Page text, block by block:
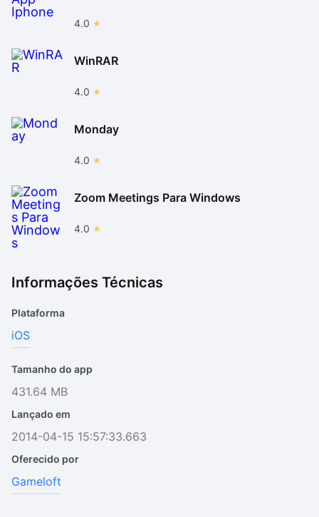
4.0
WinRAR
4.0
Monday
4.0
Zoom Meetings Para Windows
4.0
Informações Técnicas
Plataforma
iOS
Tamanho do app
431.64 MB
Lançado em
2014-04-15 15:57:33.663
Oferecido por
Gameloft